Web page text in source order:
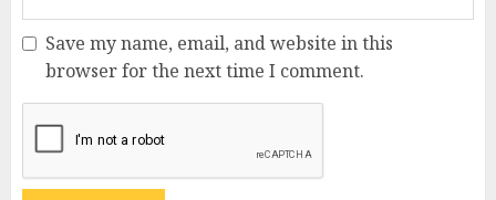
Save my name, email, and website in this
browser for the next time I comment.